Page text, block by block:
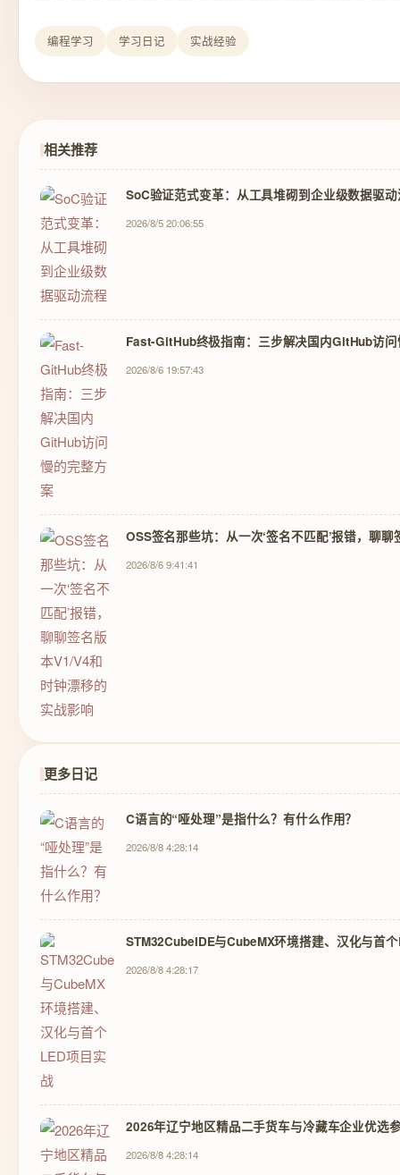
编程学习 学习日记 实战经验
相关推荐
SoC验证范式变革：从工具堆砌到企业级数据驱
2026/8/5 20:06:55
Fast-GitHub终极指南：三步解决国内GitHub访
2026/8/6 19:57:43
OSS签名那些坑：从一次‘签名不匹配’报错，聊
2026/8/6 9:41:41
更多日记
C语言的“哑处理”是指什么？有什么作用？
2026/8/8 4:28:14
STM32CubeIDE与CubeMX环境搭建、汉化与首
2026/8/8 4:28:17
2026年辽宁地区精品二手货车与冷藏车企业优选
2026/8/8 4:28:14